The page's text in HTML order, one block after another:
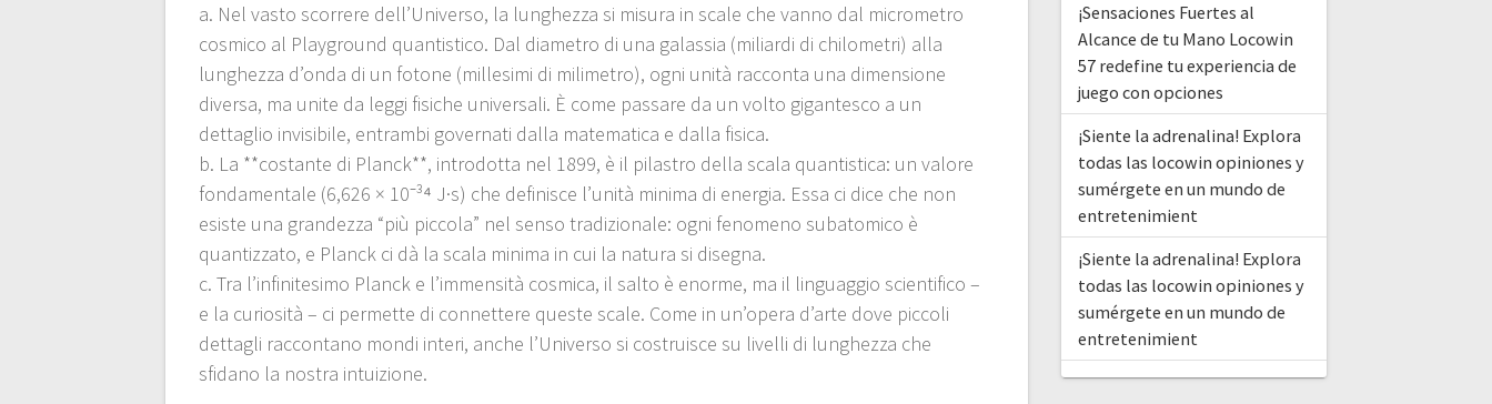
a. Nel vasto scorrere dell’Universo, la lunghezza si misura in scale che vanno dal micrometro
cosmico al Playground quantistico. Dal diametro di una galassia (miliardi di chilometri) alla
lunghezza d’onda di un fotone (millesimi di milimetro), ogni unità racconta una dimensione
diversa, ma unite da leggi fisiche universali. È come passare da un volto gigantesco a un
dettaglio invisibile, entrambi governati dalla matematica e dalla fisica.
b. La **costante di Planck**, introdotta nel 1899, è il pilastro della scala quantistica: un valore
fondamentale (6,626 × 10⁻³⁴ J·s) che definisce l’unità minima di energia. Essa ci dice che non
esiste una grandezza “più piccola” nel senso tradizionale: ogni fenomeno subatomico è
quantizzato, e Planck ci dà la scala minima in cui la natura si disegna.
c. Tra l’infinitesimo Planck e l’immensità cosmica, il salto è enorme, ma il linguaggio scientifico –
e la curiosità – ci permette di connettere queste scale. Come in un’opera d’arte dove piccoli
dettagli raccontano mondi interi, anche l’Universo si costruisce su livelli di lunghezza che
sfidano la nostra intuizione.
¡Sensaciones Fuertes al
Alcance de tu Mano Locowin
57 redefine tu experiencia de
juego con opciones
¡Siente la adrenalina! Explora
todas las locowin opiniones y
sumérgete en un mundo de
entretenimient
¡Siente la adrenalina! Explora
todas las locowin opiniones y
sumérgete en un mundo de
entretenimient